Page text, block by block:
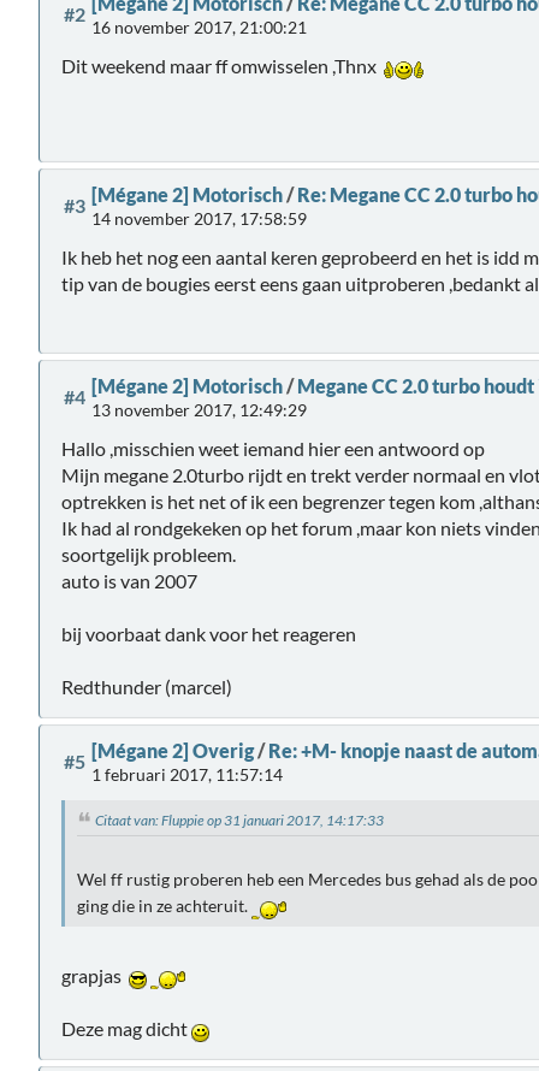
#2
16 november 2017, 21:00:21
Dit weekend maar ff omwisselen ,Thnx
#3 [Mégane 2] Motorisch/Re: Megane CC 2.0 turbo
14 november 2017, 17:58:59
Ik heb het nog een aantal keren geprobeerd en het is idd
tip van de bougies eerst eens gaan uitproberen ,bedankt
#4 [Mégane 2] Motorisch/Megane CC 2.0 turbo
13 november 2017, 12:49:29
Hallo ,misschien weet iemand hier een antwoord op
Mijn megane 2.0turbo rijdt en trekt verder normaal en
optrekken is het net of ik een begrenzer tegen kom
Ik had al rondgekeken op het forum ,maar kon niets
soortgelijk probleem.
auto is van 2007
bij voorbaat dank voor het reageren
Redthunder (marcel)
#5 [Mégane 2] Overig/Re: +M- knopje naast de
1 februari 2017, 11:57:14
Citaat van: Fluppie op 31 januari 2017, 14:17:33
Wel ff rustig proberen heb een Mercedes bus gehad als de
ging die in ze achteruit.
grapjas
Deze mag dicht